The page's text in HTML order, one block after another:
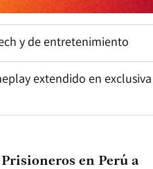
y de entretenimiento
extendido en exclusiva
en Perú a